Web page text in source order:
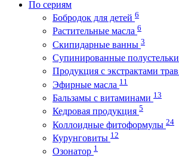
По сериям
Бобродок для детей 6
Растительные масла 6
Скипидарные ванны 3
Супинированные полустельки
Продукция с экстрактами трав
Эфирные масла 11
Бальзамы с витаминами 13
Кедровая продукция 5
Коллоидные фитоформулы 24
Курунговиты 12
Озонатор 1